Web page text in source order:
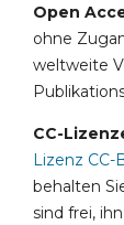
Open
ohne
weltweite
CC-
Lizenz CC-
behalten
sind frei,